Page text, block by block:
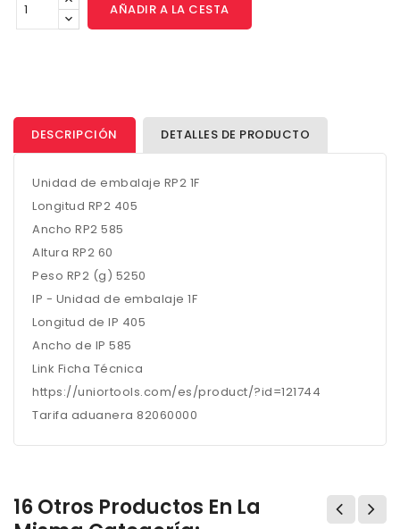
AÑADIR A LA CESTA
DESCRIPCIÓN DETALLES DE PRODUCTO
Unidad de embalaje RP2 1F
Longitud RP2 405
Ancho RP2 585
Altura RP2 60
Peso RP2 (g) 5250
IP - Unidad de embalaje 1F
Longitud de IP 405
Ancho de IP 585
Link Ficha Técnica
https://uniortools.com/es/product/?id=121744
Tarifa aduanera 82060000
16 Otros Productos En La